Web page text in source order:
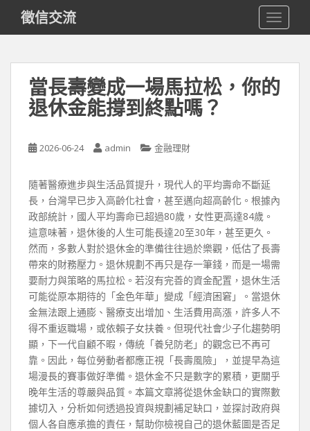
i
徵信交流
當長壽變成一場馬拉松，你的
退休金能撐到終點嗎？
2026-06-24 admin 金融理財
隨著醫療進步與生活品質提升，現代人的平均壽命不斷延
長，台灣早已步入高齡化社會，甚至邁向超高齡化。根據內
政部統計，國人平均壽命已超過80歲，女性更高達84歲。
這意味著，退休後的人生可能長達20至30年，甚至更久。
然而，多數人對於退休金的準備往往過於樂觀，低估了長壽
帶來的財務壓力。退休規劃不再只是存一筆錢，而是一場需
要耐力與策略的馬拉松。若沒有完善的資金配置，退休生活
可能從原本期待的「金色年華」變成「經濟困窘」。當退休
金無法跟上通膨、醫療支出增加、生活費用高漲，許多人不
得不重返職場，或依賴子女扶養。但現代社會少子化趨勢明
顯，下一代自顧不暇，傳統「養兒防老」的觀念已不再可
靠。因此，每位勞動者都應正視「長壽風險」，並提早為這
場漫長的賽事做好準備。退休金不只是數字的累積，更關乎
晚年生活的尊嚴與品質。本篇文章將從退休金缺口的實際數
據切入，分析如何透過投資與規劃補足缺口，並探討政府與
個人各自應承擔的責任，幫助你檢視自己的退休藍圖是否足